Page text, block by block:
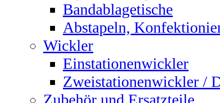
Bandablagetische
Abstapeln,
Wickler
Einstationenwickler
Zweistationenwickler /